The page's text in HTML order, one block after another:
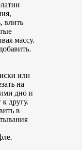
влить
массу.
или
на
дно и
другу.
в